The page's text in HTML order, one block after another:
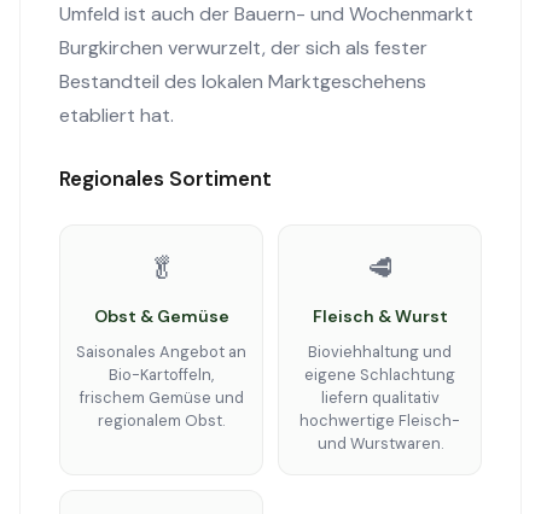
Umfeld ist auch der Bauern- und Wochenmarkt
Burgkirchen verwurzelt, der sich als fester
Bestandteil des lokalen Marktgeschehens
etabliert hat.
Regionales Sortiment
🥬
Obst & Gemüse
Saisonales Angebot an
Bio-Kartoffeln,
frischem Gemüse und
regionalem Obst.
🥩
Fleisch & Wurst
Bioviehhaltung und
eigene Schlachtung
liefern qualitativ
hochwertige Fleisch-
und Wurstwaren.